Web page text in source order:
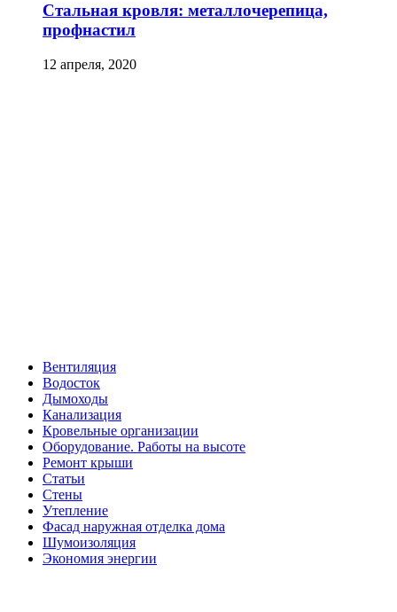
Стальная кровля: металлочерепица,
профнастил
12 апреля, 2020
Вентиляция
Водосток
Дымоходы
Канализация
Кровельные организации
Оборудование. Работы на высоте
Ремонт крыши
Статьи
Стены
Утепление
Фасад наружная отделка дома
Шумоизоляция
Экономия энергии